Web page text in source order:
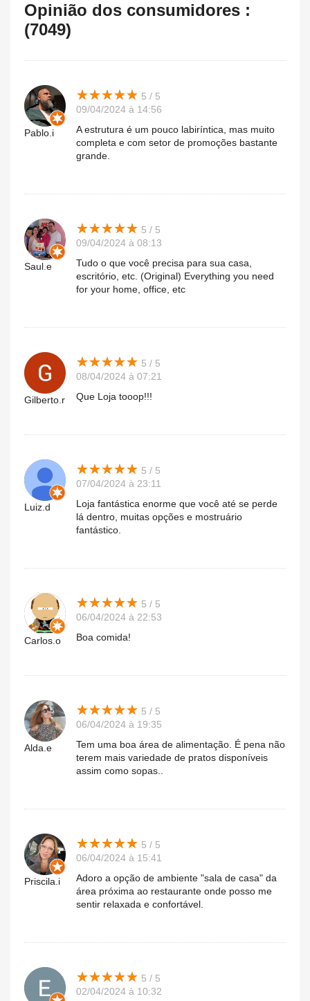
Opinião dos consumidores :
(7049)
Pablo.i
★★★★★
★★★★★ 5 / 5
09/04/2024 à 14:56
A estrutura é um pouco labiríntica, mas muito
completa e com setor de promoções bastante
grande.
Saul.e
★★★★★
★★★★★ 5 / 5
09/04/2024 à 08:13
Tudo o que você precisa para sua casa,
escritório, etc. (Original) Everything you need
for your home, office, etc
Gilberto.r
★★★★★
★★★★★ 5 / 5
08/04/2024 à 07:21
Que Loja tooop!!!
Luiz.d
★★★★★
★★★★★ 5 / 5
07/04/2024 à 23:11
Loja fantástica enorme que você até se perde
lá dentro, muitas opções e mostruário
fantástico.
Carlos.o
★★★★★
★★★★★ 5 / 5
06/04/2024 à 22:53
Boa comida!
Alda.e
★★★★★
★★★★★ 5 / 5
06/04/2024 à 19:35
Tem uma boa área de alimentação. É pena não
terem mais variedade de pratos disponíveis
assim como sopas..
Priscila.i
★★★★★
★★★★★ 5 / 5
06/04/2024 à 15:41
Adoro a opção de ambiente "sala de casa" da
área próxima ao restaurante onde posso me
sentir relaxada e confortável.
★★★★★
★★★★★ 5 / 5
02/04/2024 à 10:32